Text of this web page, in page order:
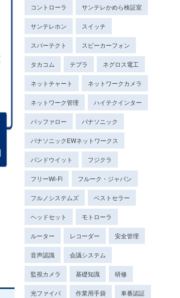
コントローラ サンテレかめら検証室
サンテレホン スイッチ
スパーテクト スピーカーフォン
タカコム テプラ ネグロス電工
ネットチャート ネットワークカメラ
ネットワーク管理 ハイテクインター
バッファロー パナソニック
パナソニックEWネットワークス
パンドウイット フジクラ
フリーWi-Fi フルーク・ジャパン
フルノシステムズ ベストセラー
ヘッドセット モトローラ
ルーター レコーダー 安全管理
音声認識 会議システム
監視カメラ 基礎知識 研修
光ファイバ 作業用手袋 車番認証